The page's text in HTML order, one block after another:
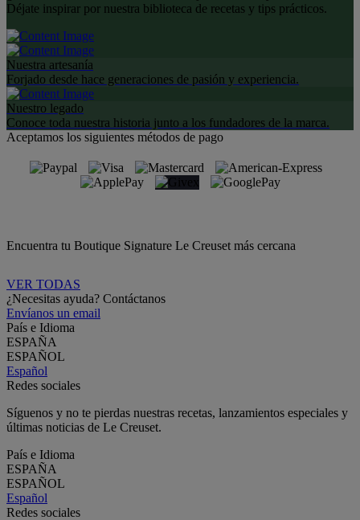
Déjate inspirar por nuestra biblioteca de recetas y tips prácticos.
Nuestra artesanía
Forjado desde hace generaciones de pasión y experiencia.
Nuestro legado
Conoce toda nuestra historia junto a los fundadores de la marca.
Aceptamos los siguientes métodos de pago
Encuentra tu Boutique Signature Le Creuset más cercana
VER TODAS
¿Necesitas ayuda? Contáctanos
Envíanos un email
País e Idioma
ESPAÑA
ESPAÑOL
Español
Redes sociales
Síguenos y no te pierdas nuestras recetas, lanzamientos especiales y
últimas noticias de Le Creuset.
País e Idioma
ESPAÑA
ESPAÑOL
Español
Redes sociales